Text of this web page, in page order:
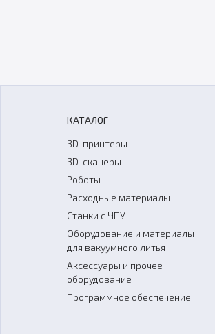
КАТАЛОГ
3D-принтеры
3D-сканеры
Роботы
Расходные материалы
Станки с ЧПУ
Оборудование и материалы
для вакуумного литья
Аксессуары и прочее
оборудование
Программное обеспечение